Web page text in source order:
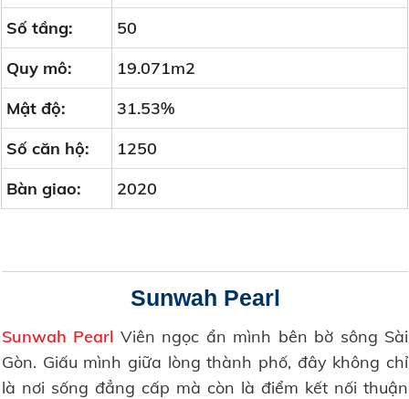
Số tầng:
50
Quy mô:
19.071m2
Mật độ:
31.53%
Số căn hộ:
1250
Bàn giao:
2020
Sunwah Pearl
Sunwah Pearl Viên ngọc ẩn mình bên bờ sông Sài
Gòn. Giấu mình giữa lòng thành phố, đây không chỉ
là nơi sống đẳng cấp mà còn là điểm kết nối thuận